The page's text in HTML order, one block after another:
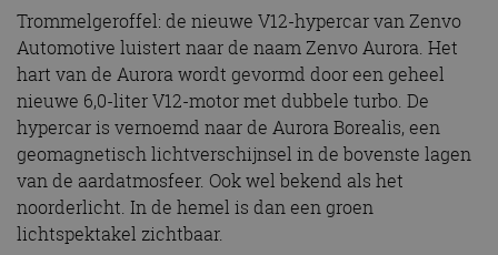
Trommelgeroffel: de nieuwe V12-hypercar van Zenvo
Automotive luistert naar de naam Zenvo Aurora. Het
hart van de Aurora wordt gevormd door een geheel
nieuwe 6,0-liter V12-motor met dubbele turbo. De
hypercar is vernoemd naar de Aurora Borealis, een
geomagnetisch lichtverschijnsel in de bovenste lagen
van de aardatmosfeer. Ook wel bekend als het
noorderlicht. In de hemel is dan een groen
lichtspektakel zichtbaar.